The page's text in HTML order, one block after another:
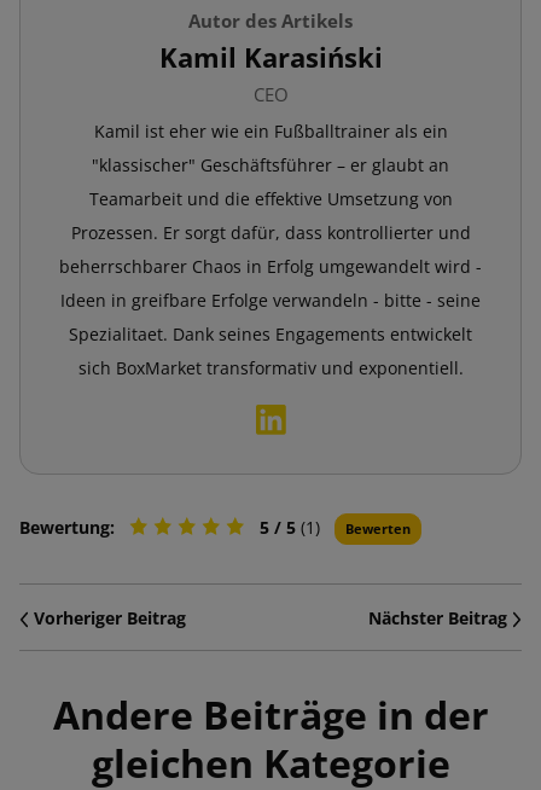
Autor des Artikels
Kamil Karasiński
CEO
Kamil ist eher wie ein Fußballtrainer als ein
"klassischer" Geschäftsführer – er glaubt an
Teamarbeit und die effektive Umsetzung von
Prozessen. Er sorgt dafür, dass kontrollierter und
beherrschbarer Chaos in Erfolg umgewandelt wird -
Ideen in greifbare Erfolge verwandeln - bitte - seine
Spezialitaet. Dank seines Engagements entwickelt
sich BoxMarket transformativ und exponentiell.
Bewertung: 5 / 5 (1) Bewerten
Vorheriger Beitrag Nächster Beitrag
Andere Beiträge in der
gleichen Kategorie